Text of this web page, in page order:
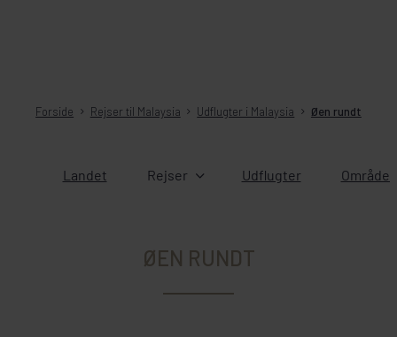
Forside Rejser til Malaysia Udflugter i Malaysia Øen rundt
Landet Rejser Udflugter
ØEN RUNDT